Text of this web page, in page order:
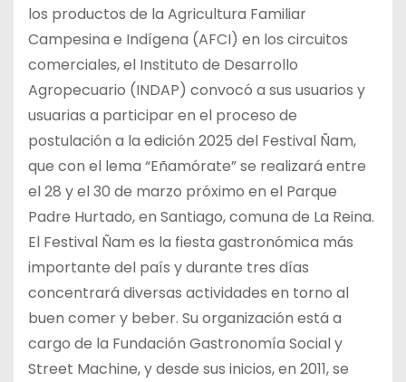
los productos de la Agricultura Familiar
Campesina e Indígena (AFCI) en los circuitos
comerciales, el Instituto de Desarrollo
Agropecuario (INDAP) convocó a sus usuarios y
usuarias a participar en el proceso de
postulación a la edición 2025 del Festival Ñam,
que con el lema “Eñamórate” se realizará entre
el 28 y el 30 de marzo próximo en el Parque
Padre Hurtado, en Santiago, comuna de La Reina.
El Festival Ñam es la fiesta gastronómica más
importante del país y durante tres días
concentrará diversas actividades en torno al
buen comer y beber. Su organización está a
cargo de la Fundación Gastronomía Social y
Street Machine, y desde sus inicios, en 2011, se